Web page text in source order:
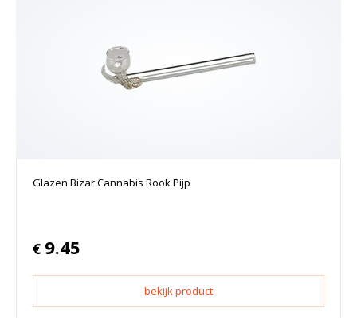
Glazen Bizar Cannabis Rook Pijp
€ 9.45
bekijk product